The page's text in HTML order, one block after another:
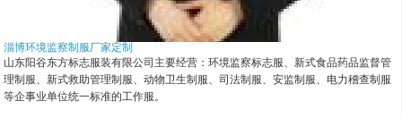
淄博环境监察制服厂家定制
山东阳谷东方标志服装有限公司主要经营：环境监察标志服、新式食品药品监督管
理制服、新式救助管理制服、动物卫生制服、司法制服、安监制服、电力稽查制服
等企事业单位统一标准的工作服。